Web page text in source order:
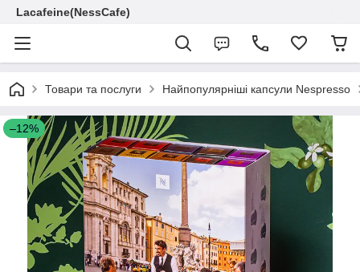
Lacafeine(NessCafe)
Товари та послуги Найпопулярніші капсули Nespresso
–12%